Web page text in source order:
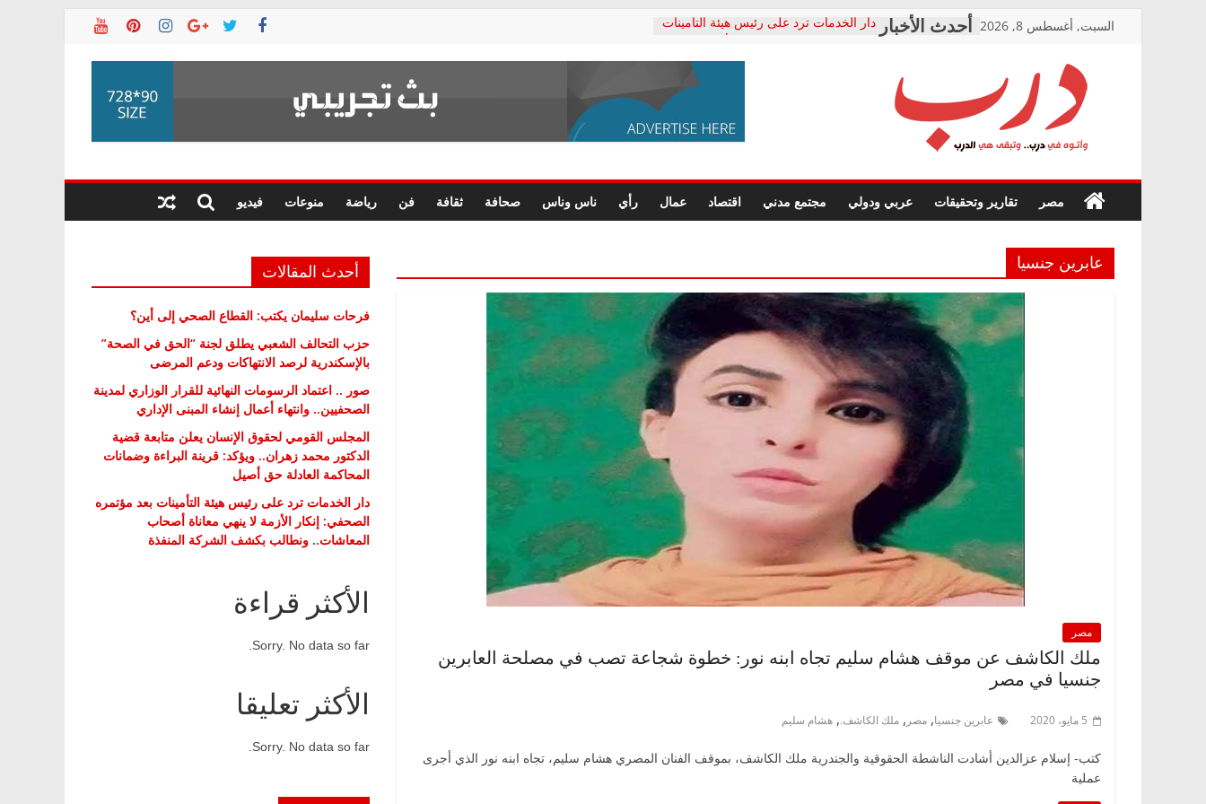
السبت, أغسطس 8, 2026
دار الخدمات ترد على رئيس هيئة التأمينات
معاناة أصحاب المعاشات.. ونطالب بكشف
فرحات سليمان يكتب: القطاع الصحي إلى
حزب التحالف الشعبي يطلق لجنة “الحق
صور .. اعتماد الرسومات النهائية للقرار
الوزاري لمدينة الصحفيين.. وانتهاء أعمال
إنشاء المبنى الإداري
قرينة البراءة وضمانات المحاكمة العادلة
حق أصيل
درب
في
درب..
هي
الدرب
مصر تقارير وتحقيقات عربي ودولي مجتمع مدني اقتصاد عمال رأي ناس وناس صحافة ثقافة فن رياضة منوعات فيديو
عابرين جنسيا
مصر
ملك الكاشف عن موقف هشام سليم تجاه ابنه نور: خطوة شجاعة تصب في مصلحة العابرين
جنسيا في مصر
5 مايو، 2020 عابرين جنسيا, مصر , ملك الكاشف., هشام سليم
كتب- إسلام عزالدين أشادت الناشطة الحقوقية والجندرية ملك الكاشف، بموقف الفنان المصري هشام سليم، تجاه ابنه نور الذي أجرى
عملية
أحدث المقالات
فرحات سليمان يكتب: القطاع الصحي إلى أين؟
حزب التحالف الشعبي يطلق لجنة “الحق في الصحة”
بالإسكندرية لرصد الانتهاكات ودعم المرضى
صور .. اعتماد الرسومات النهائية للقرار الوزاري لمدينة
الصحفيين.. وانتهاء أعمال إنشاء المبنى الإداري
المجلس القومي لحقوق الإنسان يعلن متابعة قضية
الدكتور محمد زهران.. ويؤكد: قرينة البراءة وضمانات
المحاكمة العادلة حق أصيل
دار الخدمات ترد على رئيس هيئة التأمينات بعد مؤتمره
الصحفي: إنكار الأزمة لا ينهي معاناة أصحاب
المعاشات.. ونطالب بكشف الشركة المنفذة
الأكثر قراءة
Sorry. No data so far.
الأكثر تعليقا
Sorry. No data so far.